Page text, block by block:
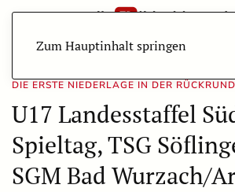
Zum Hauptinhalt springen
DIE ERSTE NIEDERLAGE IN DER
U17 Landesstaffel
Spieltag, TSG
SGM Bad Wurzach/